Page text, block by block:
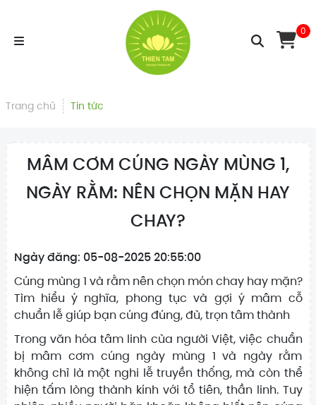
0
Trang chủ Tin tức
MÂM CƠM CÚNG NGÀY MÙNG 1,
NGÀY RẰM: NÊN CHỌN MẶN HAY
CHAY?
Ngày đăng: 05-08-2025 20:55:00
Cúng mùng 1 và rằm nên chọn món chay hay mặn?
Tìm hiểu ý nghĩa, phong tục và gợi ý mâm cỗ
chuẩn lễ giúp bạn cúng đúng, đủ, trọn tâm thành
Trong văn hóa tâm linh của người Việt, việc chuẩn
bị mâm cơm cúng ngày mùng 1 và ngày rằm
không chỉ là một nghi lễ truyền thống, mà còn thể
hiện tấm lòng thành kính với tổ tiên, thần linh. Tuy